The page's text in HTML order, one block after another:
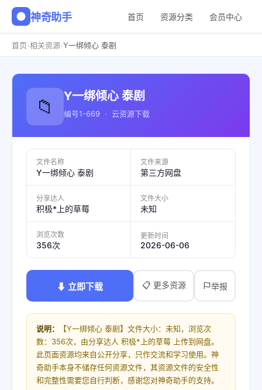
神奇助手 首页 资源分类 会员中心
首页›相关资源›Y一绑倾心 泰剧
📁 Y一绑倾心 泰剧
编号1-669 · 云资源下载
文件名称
Y一绑倾心 泰剧
文件来源
第三方网盘
分享达人
积极*上的草莓
文件大小
未知
浏览次数
356次
更新时间
2026-06-06
⬇ 立即下载 📋 更多资源 举报
说明：
【Y一绑倾心 泰剧】文件大小：未知，浏览次
数：356次，由分享达人 积极*上的草莓 上传到网盘。
此页面资源均来自公开分享，只作交流和学习使用。神
奇助手本身不储存任何资源文件，其资源文件的安全性
和完整性需要您自行判断，感谢您对神奇助手的支持。